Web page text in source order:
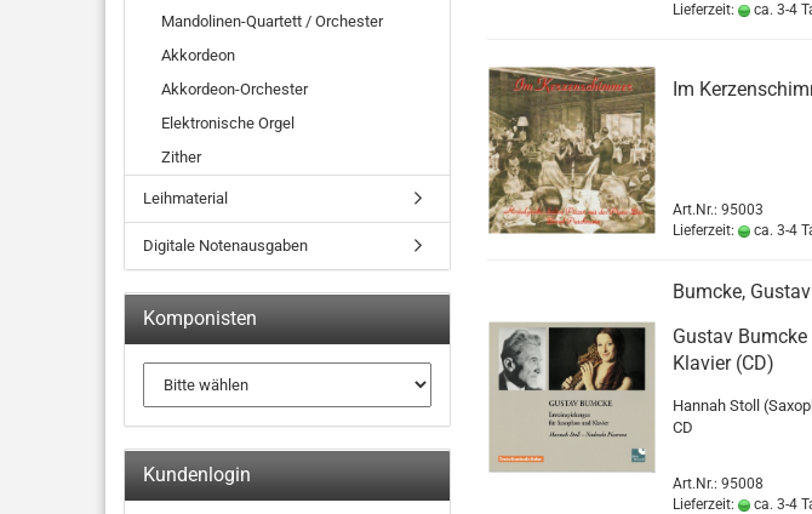
Lieferzeit:
ca. 3-4
Im
Art.Nr.: 95003
Lieferzeit:
ca. 3-4
Bumcke, Gustav
Gustav
Klavier (CD)
Hannah Stoll
CD
Art.Nr.: 95008
Lieferzeit:
ca. 3-4
Mandolinen-Quartett / Orchester
Akkordeon
Akkordeon-Orchester
Elektronische Orgel
Zither
Leihmaterial
Digitale Notenausgaben
Komponisten
Kundenlogin